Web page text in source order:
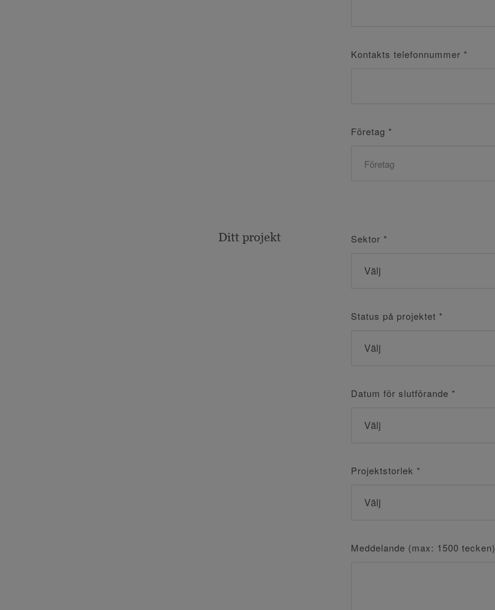
Kontakts telefonnummer *
Företag *
Ditt projekt Sektor *
Status på projektet *
Datum för slutförande *
Projektstorlek *
Meddelande (max: 1500 tecken)